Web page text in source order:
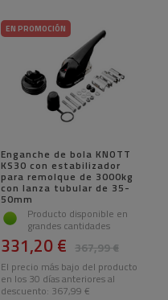
EN PROMOCIÓN
Enganche de bola KNOTT
KS30 con estabilizador
para remolque de 3000kg
con lanza tubular de 35-
50mm
Producto disponible en
grandes cantidades
367,99 €
331,20 €
El precio más bajo del producto
en los 30 días anteriores al
descuento: 367,99 €